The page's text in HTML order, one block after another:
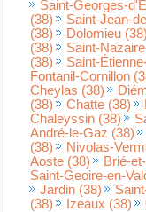
Saint-Georges-
(38)
Saint-Jean-
(38)
Dolomieu (38)
(38)
Saint-
(38)
Saint-
Fontanil-Cornillon
Cheylas (38)
(38)
Chatte (38)
Chaleyssin (38)
André-le-Gaz (38)
(38)
Nivolas-
Aoste (38)
Brié-
Saint-Geoire-en-
Jardin (38)
(38)
Izeaux (38)